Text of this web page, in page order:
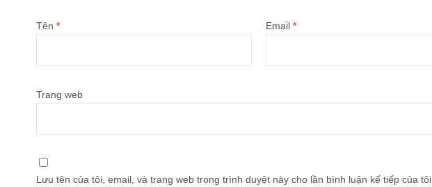
Tên * Email *
Trang web
Lưu tên của tôi, email, và trang web trong trình duyệt này cho lần bình luận kế tiếp của tôi.